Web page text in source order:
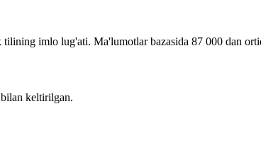
imlo lug'ati. Ma'lumotlar bazasida 87 000 dan
keltirilgan.